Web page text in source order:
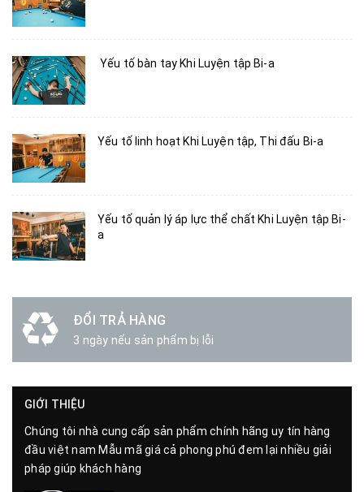
Yếu tố bàn tay Khi Luyện tập Bi-a
Yếu tố linh hoạt Khi Luyện tập, Thi đấu Bi-a
Yếu tố quản lý áp lực thể chất Khi Luyện tập Bi-
a
ĐỔI TRẢ HÀNG
3 ngày nếu sản phẩm bị lỗi
GIỚI THIỆU
Chúng tôi nhà cung cấp sản phẩm chính hãng uy tín hàng
đầu việt nam Mẫu mã giá cả phong phú đem lại nhiều giải
pháp giúp khách hàng